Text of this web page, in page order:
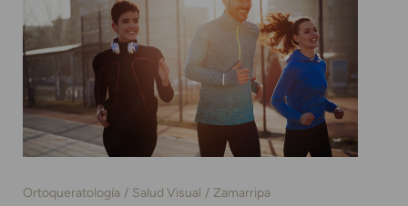
Ortoqueratología Salud Visual Zamarripa